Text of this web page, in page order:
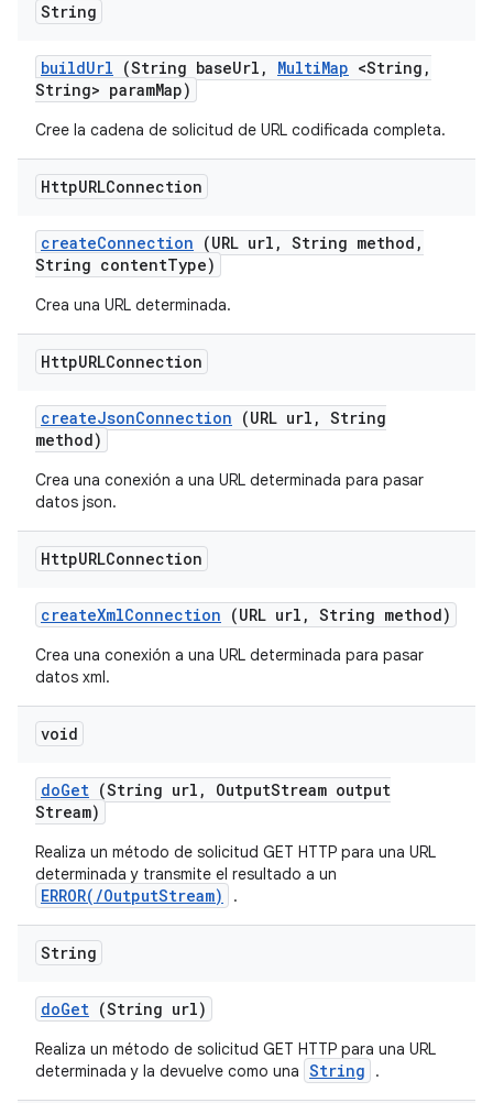
String
buildUrl (String baseUrl , MultiMap <String ,
String> paramMap)
Cree la cadena de solicitud de URL codificada completa.
HttpURLConnection
createConnection (URL url , String method ,
String contentType)
Crea una URL determinada.
HttpURLConnection
createJsonConnection (URL url , String
method)
Crea una conexión a una URL determinada para pasar
datos json.
HttpURLConnection
createXmlConnection (URL url , String method)
Crea una conexión a una URL determinada para pasar
datos xml.
void
doGet (String url , OutputStream output
Stream)
Realiza un método de solicitud GET HTTP para una URL
determinada y transmite el resultado a un
ERROR(/OutputStream) .
String
doGet (String url)
Realiza un método de solicitud GET HTTP para una URL
determinada y la devuelve como una String .